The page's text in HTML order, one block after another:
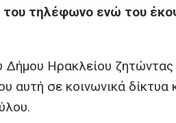
του τηλέφωνο ενώ του
Δήμου Ηρακλείου ζητώντας
αυτή σε κοινωνικά δίκτυα